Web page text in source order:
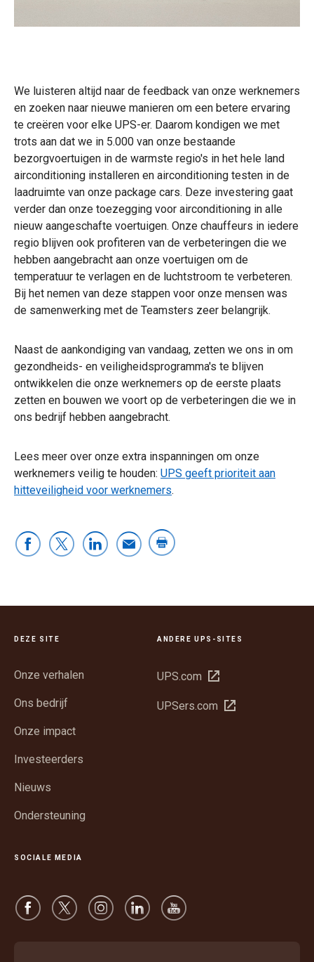
We luisteren altijd naar de feedback van onze werknemers
en zoeken naar nieuwe manieren om een betere ervaring
te creëren voor elke UPS-er. Daarom kondigen we met
trots aan dat we in 5.000 van onze bestaande
bezorgvoertuigen in de warmste regio's in het hele land
airconditioning installeren en airconditioning testen in de
laadruimte van onze package cars. Deze investering gaat
verder dan onze toezegging voor airconditioning in alle
nieuw aangeschafte voertuigen. Onze chauffeurs in iedere
regio blijven ook profiteren van de verbeteringen die we
hebben aangebracht aan onze voertuigen om de
temperatuur te verlagen en de luchtstroom te verbeteren.
Bij het nemen van deze stappen voor onze mensen was
de samenwerking met de Teamsters zeer belangrijk.
Naast de aankondiging van vandaag, zetten we ons in om
gezondheids- en veiligheidsprogramma's te blijven
ontwikkelen die onze werknemers op de eerste plaats
zetten en bouwen we voort op de verbeteringen die we in
ons bedrijf hebben aangebracht.
Lees meer over onze extra inspanningen om onze
werknemers veilig te houden: UPS geeft prioriteit aan
hitteveiligheid voor werknemers.
DEZE SITE
Onze verhalen
Ons bedrijf
Onze impact
Investeerders
Nieuws
Ondersteuning
ANDERE UPS-SITES
UPS.com Opent
een
UPSers.com Opent
SOCIALE MEDIA